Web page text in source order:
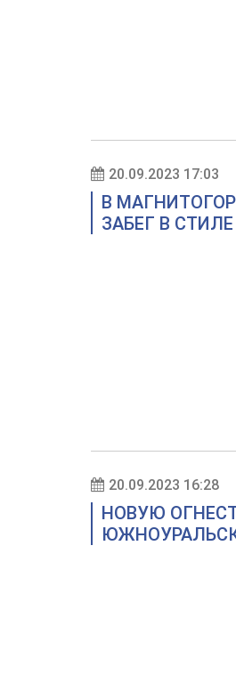
20.09.2023 17:03
В
ЗАБЕГ В
20.09.2023 16:28
НОВУЮ